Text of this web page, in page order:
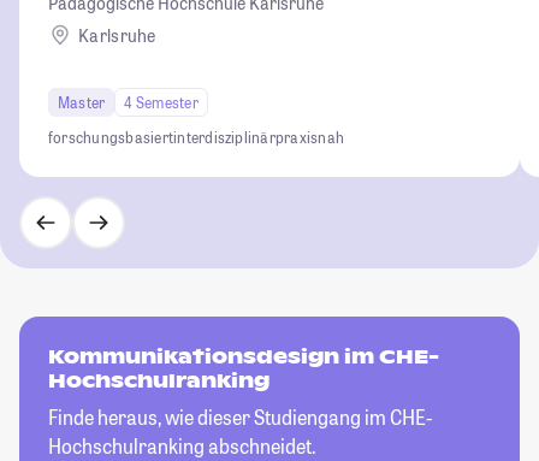
Karlsruhe
Master
4 Semester
forschungsbasiertinterdisziplinärpraxisnah
Kommunikationsdesign im CHE-
Hochschulranking
Finde heraus, wie dieser Studiengang im CHE-
Hochschulranking abschneidet.